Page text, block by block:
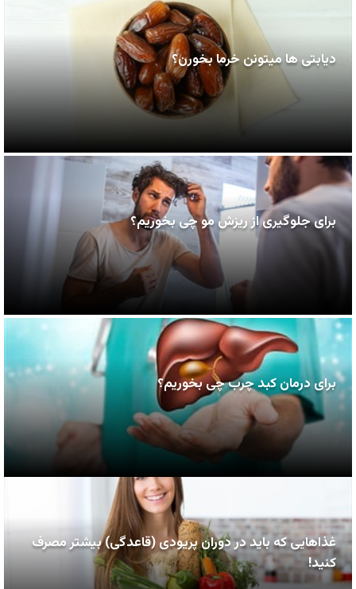
دیابتی ها میتونن خرما بخورن؟
برای جلوگیری از ریزش مو چی بخوریم؟
برای درمان کبد چرب چی بخوریم؟
غذاهایی که باید در دوران پریودی (قاعدگی) بیشتر مصرف
کنید!